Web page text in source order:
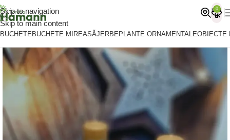
Skip to navigation
Skip to main content
0
BUCHETE BUCHETE MIREASĂJERBE PLANTE ORNAMENTALEOBIECTE